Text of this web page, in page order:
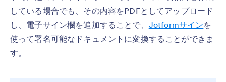
している場合でも、その内容をPDFとしてアップロード
し、電子サイン欄を追加することで、 Jotformサインを
使って署名可能なドキュメントに変換することができま
す。